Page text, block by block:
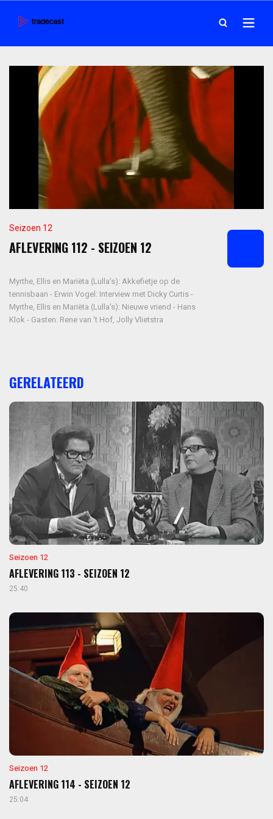
Seizoen 12
AFLEVERING 112 - SEIZOEN 12
Myrthe, Ellis en Mariëta (Lulla's): Akkefietje op de
tennisbaan - Erwin Vogel: Interview met Dicky Curtis -
Myrthe, Ellis en Mariëta (Lulla's): Nieuwe vriend - Hans
Klok - Gasten: Rene van 't Hof, Jolly Vlietstra
GERELATEERD
Seizoen 12
AFLEVERING 113 - SEIZOEN 12
25:40
Seizoen 12
AFLEVERING 114 - SEIZOEN 12
25:04